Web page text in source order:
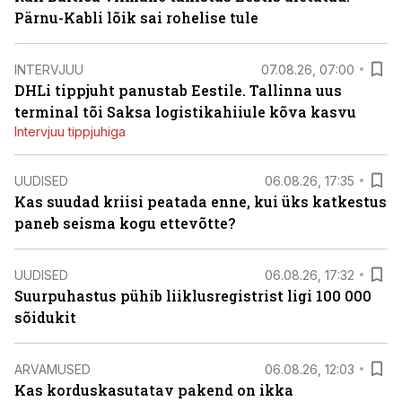
Pärnu-Kabli lõik sai rohelise tule
INTERVJUU 07.08.26, 07:00
DHLi tippjuht panustab Eestile. Tallinna uus
terminal tõi Saksa logistikahiiule kõva kasvu
Intervjuu tippjuhiga
UUDISED 06.08.26, 17:35
Kas suudad kriisi peatada enne, kui üks katkestus
paneb seisma kogu ettevõtte?
UUDISED 06.08.26, 17:32
Suurpuhastus pühib liiklusregistrist ligi 100 000
sõidukit
ARVAMUSED 06.08.26, 12:03
Kas korduskasutatav pakend on ikka